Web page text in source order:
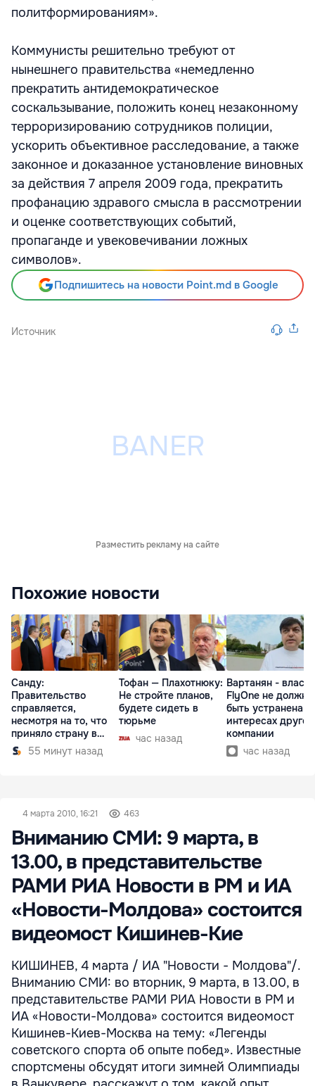
политформированиям».
Коммунисты решительно требуют от
нынешнего правительства «немедленно
прекратить антидемократическое
соскальзывание, положить конец незаконному
терроризированию сотрудников полиции,
ускорить объективное расследование, а также
законное и доказанное установление виновных
за действия 7 апреля 2009 года, прекратить
профанацию здравого смысла в рассмотрении
и оценке соответствующих событий,
пропаганде и увековечивании ложных
символов».
Подпишитесь на новости Point.md в Google
Источник
Разместить рекламу на сайте
Похожие новости
Санду:
Правительство
справляется,
несмотря на то, что
приняло страну в
разгар кризиса
55 минут назад
Тофан — Плахотнюку:
Не стройте планов,
будете сидеть в
тюрьме
час назад
Вартанян -
FlyOne не должна
быть устранена в
интересах другой
компании
час назад
4 марта 2010, 16:21 463
Вниманию СМИ: 9 марта, в
13.00, в представительстве
РАМИ РИА Новости в РМ и ИА
«Новости-Молдова» состоится
видеомост Кишинев-Кие
КИШИНЕВ, 4 марта / ИА "Новости - Молдова"/.
Вниманию СМИ: во вторник, 9 марта, в 13.00, в
представительстве РАМИ РИА Новости в РМ и
ИА «Новости-Молдова» состоится видеомост
Кишинев-Киев-Москва на тему: «Легенды
советского спорта об опыте побед». Известные
спортсмены обсудят итоги зимней Олимпиады